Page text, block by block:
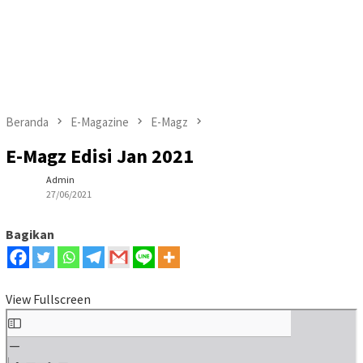
Beranda E-Magazine E-Magz
E-Magz Edisi Jan 2021
Admin
27/06/2021
Bagikan
View Fullscreen
Skip
to
PDF